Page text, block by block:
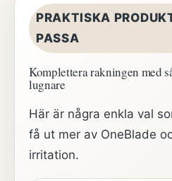
PRAKTISKA
PASSA
Komplettera rakningen med
lugnare
Här är några enkla val
få ut mer av OneBlade
irritation.